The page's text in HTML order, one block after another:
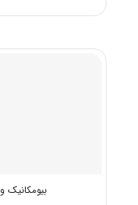
بیومکانیک